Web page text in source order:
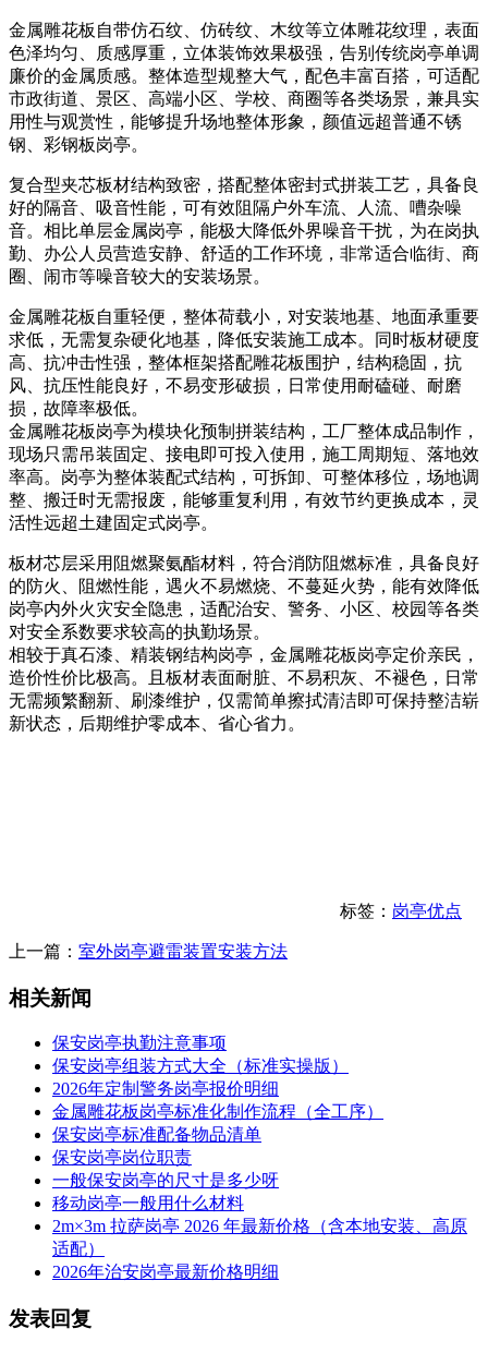
金属雕花板自带仿石纹、仿砖纹、木纹等立体雕花纹理，表面
色泽均匀、质感厚重，立体装饰效果极强，告别传统岗亭单调
廉价的金属质感。整体造型规整大气，配色丰富百搭，可适配
市政街道、景区、高端小区、学校、商圈等各类场景，兼具实
用性与观赏性，能够提升场地整体形象，颜值远超普通不锈
钢、彩钢板岗亭。
复合型夹芯板材结构致密，搭配整体密封式拼装工艺，具备良
好的隔音、吸音性能，可有效阻隔户外车流、人流、嘈杂噪
音。相比单层金属岗亭，能极大降低外界噪音干扰，为在岗执
勤、办公人员营造安静、舒适的工作环境，非常适合临街、商
圈、闹市等噪音较大的安装场景。
金属雕花板自重轻便，整体荷载小，对安装地基、地面承重要
求低，无需复杂硬化地基，降低安装施工成本。同时板材硬度
高、抗冲击性强，整体框架搭配雕花板围护，结构稳固，抗
风、抗压性能良好，不易变形破损，日常使用耐磕碰、耐磨
损，故障率极低。
金属雕花板岗亭为模块化预制拼装结构，工厂整体成品制作，
现场只需吊装固定、接电即可投入使用，施工周期短、落地效
率高。岗亭为整体装配式结构，可拆卸、可整体移位，场地调
整、搬迁时无需报废，能够重复利用，有效节约更换成本，灵
活性远超土建固定式岗亭。
板材芯层采用阻燃聚氨酯材料，符合消防阻燃标准，具备良好
的防火、阻燃性能，遇火不易燃烧、不蔓延火势，能有效降低
岗亭内外火灾安全隐患，适配治安、警务、小区、校园等各类
对安全系数要求较高的执勤场景。
相较于真石漆、精装钢结构岗亭，金属雕花板岗亭定价亲民，
造价性价比极高。且板材表面耐脏、不易积灰、不褪色，日常
无需频繁翻新、刷漆维护，仅需简单擦拭清洁即可保持整洁崭
新状态，后期维护零成本、省心省力。
标签： 岗亭优点
上一篇： 室外岗亭避雷装置安装方法
相关新闻
保安岗亭执勤注意事项
保安岗亭组装方式大全（标准实操版）
2026年定制警务岗亭报价明细
金属雕花板岗亭标准化制作流程（全工序）
保安岗亭标准配备物品清单
保安岗亭岗位职责
一般保安岗亭的尺寸是多少呀
移动岗亭一般用什么材料
2m×3m 拉萨岗亭 2026 年最新价格（含本地安装、高原
适配）
2026年治安岗亭最新价格明细
发表回复